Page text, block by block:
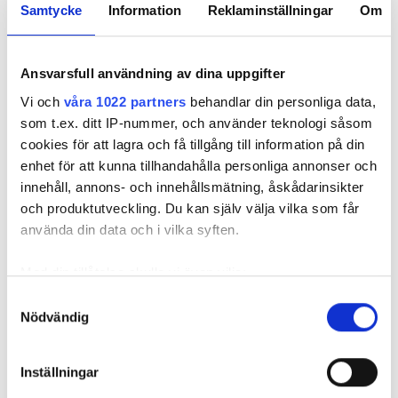
Samtycke Information Reklaminställningar Om
Ansvarsfull användning av dina uppgifter
Vi och våra 1022 partners behandlar din personliga data,
som t.ex. ditt IP-nummer, och använder teknologi såsom
cookies för att lagra och få tillgång till information på din
enhet för att kunna tillhandahålla personliga annonser och
innehåll, annons- och innehållsmätning, åskådarinsikter
och produktutveckling. Du kan själv välja vilka som får
använda din data och i vilka syften.
Med din tillåtelse skulle vi även vilja:
som kan ha en noggrannhet på upp till flera meter
Ta reda på mer om hur dina personliga uppgifter
Nödvändig
Inställningar
Vi har ställt frågan förr – men varför kan ni inte
privatpersoner?
– Det har vi inte möjlighet till eftersom vi måste följa
EU-regelverket om fri rörlighet för varor och
tjänster, säger Elin Cederholm.
ELSÄKERHET